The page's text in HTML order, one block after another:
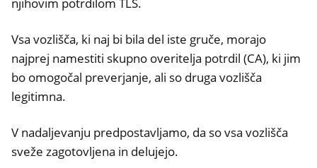
njihovim potrdilom TLS.
Vsa vozlišča, ki naj bi bila del iste gruče, morajo
najprej namestiti skupno overitelja potrdil (CA), ki jim
bo omogočal preverjanje, ali so druga vozlišča
legitimna.
V nadaljevanju predpostavljamo, da so vsa vozlišča
sveže zagotovljena in delujejo.